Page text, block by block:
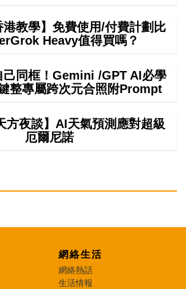
港教學】免費使用/付費計劃比
Heavy值得買嗎？
己同框！Gemini /GPT AI必學
整專屬跨次元合照附Prompt
方夜談】AI天氣預測應對超級
厄爾尼諾
網絡生活
網絡熱話
生活情報